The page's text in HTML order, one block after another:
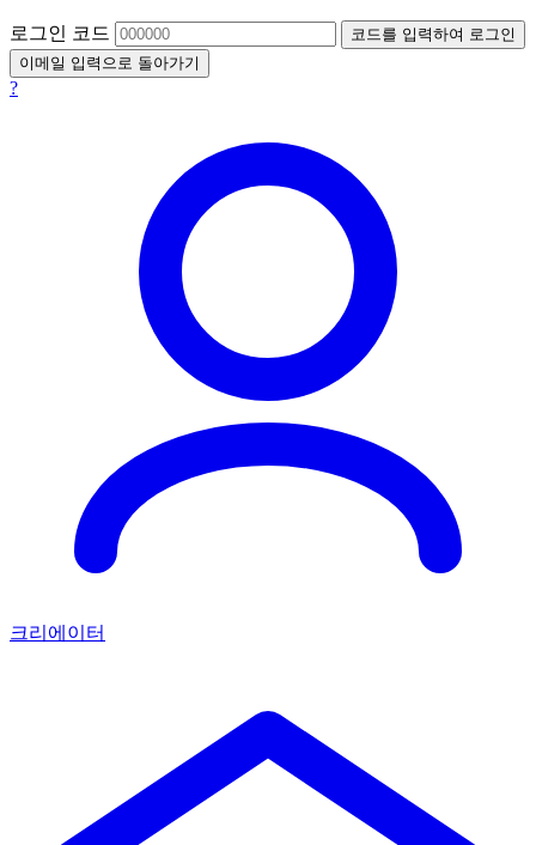
로그인 코드
코드를 입력하여 로그인
이메일 입력으로 돌아가기
?
크리에이터